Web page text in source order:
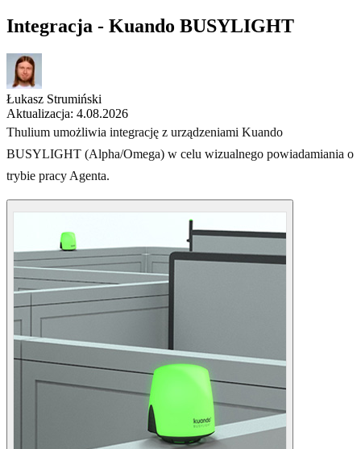
Integracja - Kuando BUSYLIGHT
Łukasz Strumiński
Aktualizacja: 4.08.2026
Thulium umożliwia integrację z urządzeniami Kuando
BUSYLIGHT (Alpha/Omega) w celu wizualnego powiadamiania o
trybie pracy Agenta.